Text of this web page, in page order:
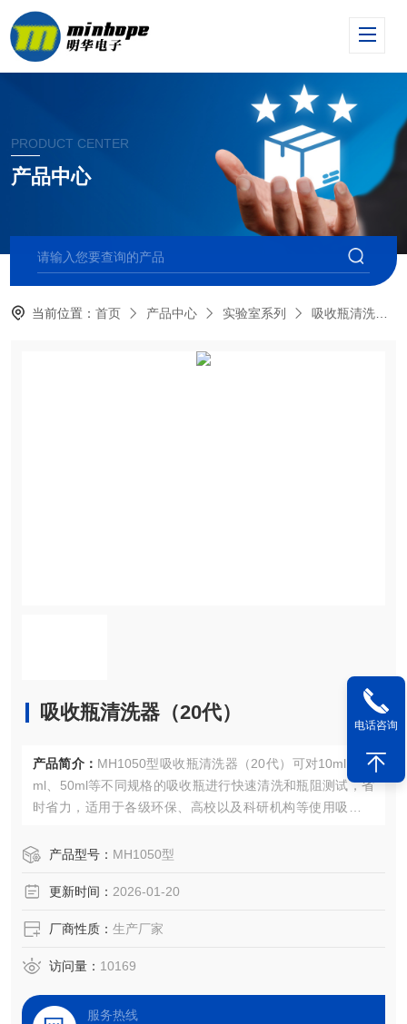
PRODUCT CENTER
产品中心
当前位置：首页 产品中心 实验室系列 吸收瓶清洗器
吸收瓶清洗器（20代）
产品简介： MH1050型吸收瓶清洗器（20代）可对10ml、25
ml、50ml等不同规格的吸收瓶进行快速清洗和瓶阻测试，省
时省力，适用于各级环保、高校以及科研机构等使用吸收瓶
产品型号： MH1050型
更新时间： 2026-01-20
厂商性质： 生产厂家
访问量： 10169
服务热线
电话咨询